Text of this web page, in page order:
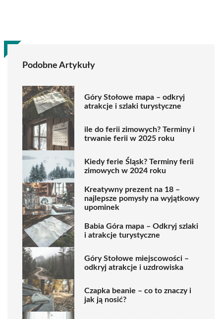
Podobne Artykuły
Góry Stołowe mapa – odkryj
atrakcje i szlaki turystyczne
ile do ferii zimowych? Terminy i
trwanie ferii w 2025 roku
Kiedy ferie Śląsk? Terminy ferii
zimowych w 2024 roku
Kreatywny prezent na 18 –
najlepsze pomysły na wyjątkowy
upominek
Babia Góra mapa – Odkryj szlaki
i atrakcje turystyczne
Góry Stołowe miejscowości –
odkryj atrakcje i uzdrowiska
Czapka beanie – co to znaczy i
jak ją nosić?